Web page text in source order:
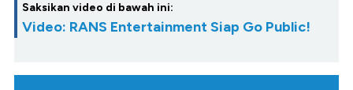
Saksikan video di bawah ini:
Video: RANS Entertainment Siap Go Public!